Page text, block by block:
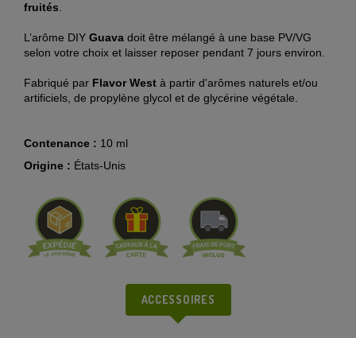
fruités.
L’arôme DIY Guava doit être mélangé à une base PV/VG
selon votre choix et laisser reposer pendant 7 jours environ.
Fabriqué par Flavor West à partir d'arômes naturels et/ou
artificiels, de propylène glycol et de glycérine végétale.
Contenance : 10 ml
Origine : États-Unis
ACCESSOIRES